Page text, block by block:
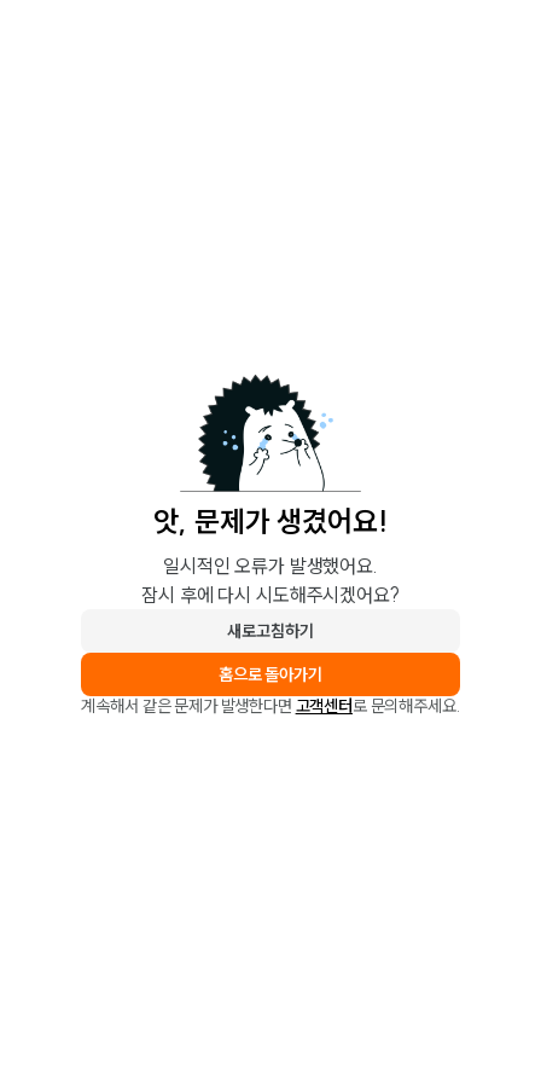
앗, 문제가 생겼어요!
일시적인 오류가 발생했어요.
잠시 후에 다시 시도해주시겠어요?
새로고침하기
홈으로 돌아가기
계속해서 같은 문제가 발생한다면 고객센터로 문의해주세요.